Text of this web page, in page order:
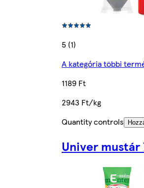
5 (1)
A kategória többi
1189 Ft
2943 Ft/kg
Quantity controls
Univer mustár